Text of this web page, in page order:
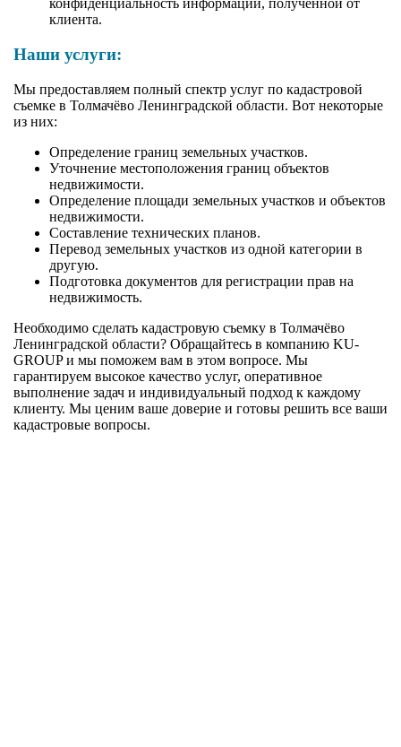
конфиденциальность информации, полученной от
клиента.
Наши услуги:
Мы предоставляем полный спектр услуг по кадастровой
съемке в Толмачёво Ленинградской области. Вот некоторые
из них:
Определение границ земельных участков.
Уточнение местоположения границ объектов
недвижимости.
Определение площади земельных участков и объектов
недвижимости.
Составление технических планов.
Перевод земельных участков из одной категории в
другую.
Подготовка документов для регистрации прав на
недвижимость.
Необходимо сделать кадастровую съемку в Толмачёво
Ленинградской области? Обращайтесь в компанию KU-
GROUP и мы поможем вам в этом вопросе. Мы
гарантируем высокое качество услуг, оперативное
выполнение задач и индивидуальный подход к каждому
клиенту. Мы ценим ваше доверие и готовы решить все ваши
кадастровые вопросы.